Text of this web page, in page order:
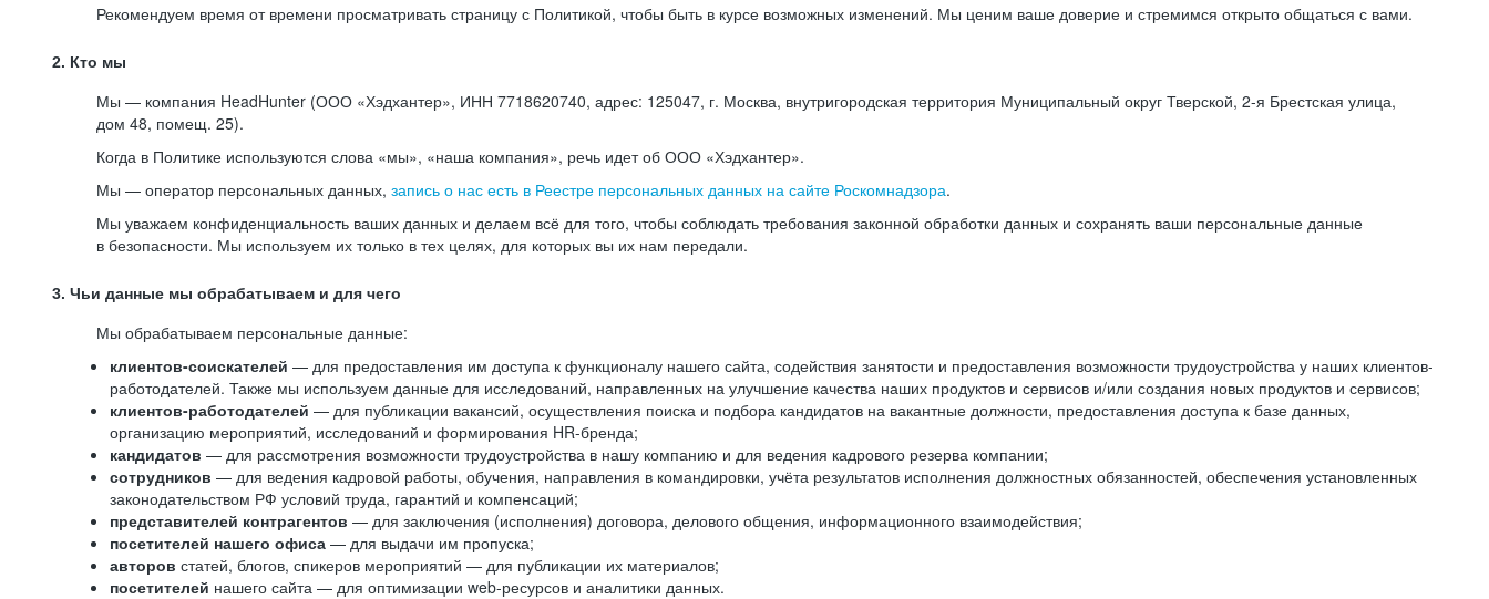
Рекомендуем время от времени просматривать страницу с Политикой, чтобы быть в курсе возможных изменений. Мы ценим ваше доверие и стремимся открыто общаться с вами.
2. Кто мы
Мы — компания HeadHunter (ООО «Хэдхантер», ИНН 7718620740, адрес: 125047, г. Москва, внутригородская территория Муниципальный округ Тверской, 2-я Брестская улица,
дом 48, помещ. 25).
Когда в Политике используются слова «мы», «наша компания», речь идет об ООО «Хэдхантер».
Мы — оператор персональных данных, запись о нас есть в Реестре персональных данных на сайте Роскомнадзора.
Мы уважаем конфиденциальность ваших данных и делаем всё для того, чтобы соблюдать требования законной обработки данных и сохранять ваши персональные данные
в безопасности. Мы используем их только в тех целях, для которых вы их нам передали.
3. Чьи данные мы обрабатываем и для чего
Мы обрабатываем персональные данные:
клиентов-соискателей — для предоставления им доступа к функционалу нашего сайта, содействия занятости и предоставления возможности трудоустройства у наших клиентов-
работодателей. Также мы используем данные для исследований, направленных на улучшение качества наших продуктов и сервисов и/или создания новых продуктов и сервисов;
клиентов-работодателей — для публикации вакансий, осуществления поиска и подбора кандидатов на вакантные должности, предоставления доступа к базе данных,
организацию мероприятий, исследований и формирования HR-бренда;
кандидатов — для рассмотрения возможности трудоустройства в нашу компанию и для ведения кадрового резерва компании;
сотрудников — для ведения кадровой работы, обучения, направления в командировки, учёта результатов исполнения должностных обязанностей, обеспечения установленных
законодательством РФ условий труда, гарантий и компенсаций;
представителей контрагентов — для заключения (исполнения) договора, делового общения, информационного взаимодействия;
посетителей нашего офиса — для выдачи им пропуска;
авторов статей, блогов, спикеров мероприятий — для публикации их материалов;
посетителей нашего сайта — для оптимизации web-ресурсов и аналитики данных.